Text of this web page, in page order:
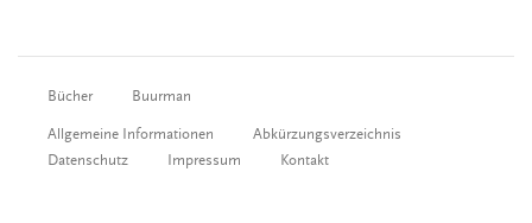
Bücher Buurman
Allgemeine Informationen
Abkürzungsverzeichnis
Datenschutz
Impressum Kontakt